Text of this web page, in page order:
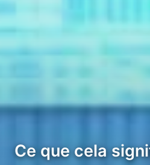
Ce que cela